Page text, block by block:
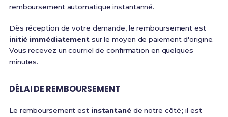
remboursement automatique instantanné.
Dès réception de votre demande, le remboursement est
initié immédiatement sur le moyen de paiement d'origine.
Vous recevez un courriel de confirmation en quelques
minutes.
DÉLAI DE REMBOURSEMENT
Le remboursement est instantanéde notre côté ; il est